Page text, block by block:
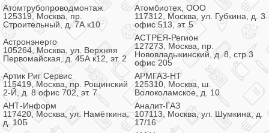
Атомтрубопроводмонтаж
125319, Москва, пр.
Строительный, д. 7А к10
Атомбиотех, ООО
117312, Москва, ул. Губкина, д. 3
офис 513, эт. 5
Астронэнерго
105264, Москва, ул. Верхняя
Первомайская, д. 45А к12, эт. 2
АСТРЕЯ-Регион
127273, Москва, пр.
Нововладыкинский, д. 8, стр.3
офис 205
Артик Риг Сервис
115419, Москва, пр. Рощинский
2-Й, д. 8 офис 702, эт. 7
АРМГАЗ-HT
125310, Москва, ш.
Волоколамское, д. 10
АНТ-Информ
117420, Москва, ул. Намёткина,
д. 10Б
Аналит-ГАЗ
107113, Москва, ул. Шумкина, д.
17/16